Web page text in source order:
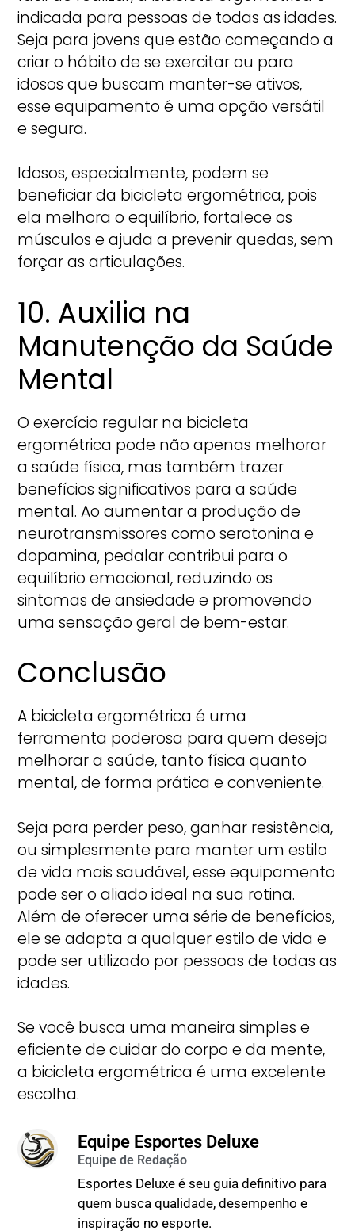
indicada para pessoas de todas as idades.
Seja para jovens que estão começando a
criar o hábito de se exercitar ou para
idosos que buscam manter-se ativos,
esse equipamento é uma opção versátil
e segura.
Idosos, especialmente, podem se
beneficiar da bicicleta ergométrica, pois
ela melhora o equilíbrio, fortalece os
músculos e ajuda a prevenir quedas, sem
forçar as articulações.
10. Auxilia na
Manutenção da Saúde
Mental
O exercício regular na bicicleta
ergométrica pode não apenas melhorar
a saúde física, mas também trazer
benefícios significativos para a saúde
mental. Ao aumentar a produção de
neurotransmissores como serotonina e
dopamina, pedalar contribui para o
equilíbrio emocional, reduzindo os
sintomas de ansiedade e promovendo
uma sensação geral de bem-estar.
Conclusão
A bicicleta ergométrica é uma
ferramenta poderosa para quem deseja
melhorar a saúde, tanto física quanto
mental, de forma prática e conveniente.
Seja para perder peso, ganhar resistência,
ou simplesmente para manter um estilo
de vida mais saudável, esse equipamento
pode ser o aliado ideal na sua rotina.
Além de oferecer uma série de benefícios,
ele se adapta a qualquer estilo de vida e
pode ser utilizado por pessoas de todas as
idades.
Se você busca uma maneira simples e
eficiente de cuidar do corpo e da mente,
a bicicleta ergométrica é uma excelente
escolha.
Equipe Esportes Deluxe
Esportes Deluxe é seu guia definitivo para
quem busca qualidade, desempenho e
inspiração no esporte.